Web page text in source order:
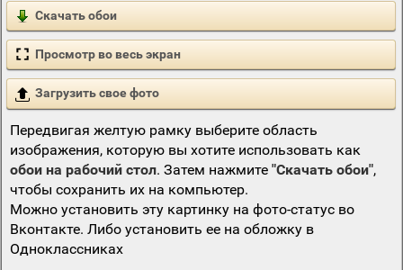
Скачать обои
Просмотр во весь экран
Загрузить свое фото
Передвигая желтую рамку выберите область
изображения, которую вы хотите использовать как
обои на рабочий стол. Затем нажмите "Скачать обои",
чтобы сохранить их на компьютер.
Можно установить эту картинку на фото-статус во
Вконтакте. Либо установить ее на обложку в
Одноклассниках